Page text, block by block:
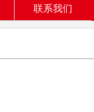
联系我们